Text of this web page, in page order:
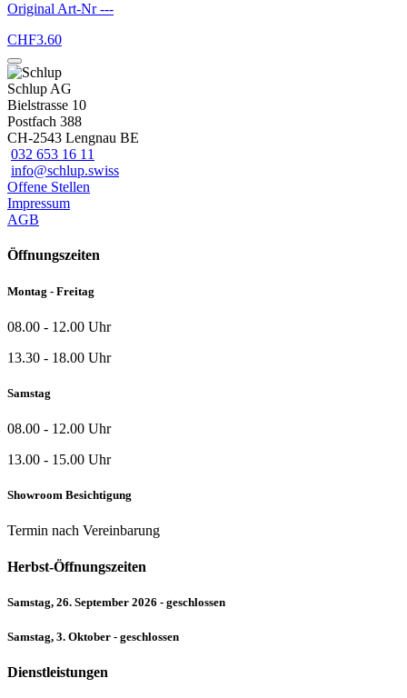
Original Art-Nr---
CHF3.60
Schlup AG
Bielstrasse 10
Postfach 388
CH-2543 Lengnau BE
032 653 16 11
info@schlup.swiss
Offene Stellen
Impressum
AGB
Öffnungszeiten
Montag - Freitag
08.00 - 12.00 Uhr
13.30 - 18.00 Uhr
Samstag
08.00 - 12.00 Uhr
13.00 - 15.00 Uhr
Showroom Besichtigung
Termin nach Vereinbarung
Herbst-Öffnungszeiten
Samstag, 26. September 2026 - geschlossen
Samstag, 3. Oktober - geschlossen
Dienstleistungen